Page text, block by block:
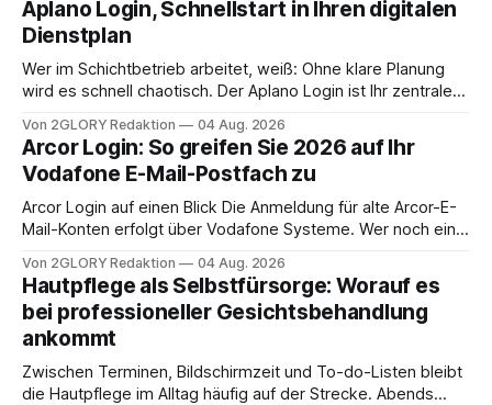
Aplano Login, Schnellstart in Ihren digitalen
Dienstplan
Wer im Schichtbetrieb arbeitet, weiß: Ohne klare Planung
wird es schnell chaotisch. Der Aplano Login ist Ihr zentraler
abwesenheiten und die gesamte kommunikation rund um
Ihr personal digital zu organisieren. In diesem Leitfaden
erfahren Sie alles, was Sie für einen reibungslosen Einstieg
brauchen, von der Registrierung
Von 2GLORY Redaktion 04 Aug. 2026
Arcor Login: So greifen Sie 2026 auf Ihr
Vodafone E-Mail-Postfach zu
Arcor Login auf einen Blick Die Anmeldung für alte Arcor-E-
Mail-Konten erfolgt über Vodafone Systeme. Wer noch eine
besitzt, loggt sich heute über das Vodafone E-Mail & Cloud
Portal ein. Der klassische Arcor Login über mail.
Von 2GLORY Redaktion 04 Aug. 2026
Hautpflege als Selbstfürsorge: Worauf es
bei professioneller Gesichtsbehandlung
ankommt
Zwischen Terminen, Bildschirmzeit und To-do-Listen bleibt
die Hautpflege im Alltag häufig auf der Strecke. Abends